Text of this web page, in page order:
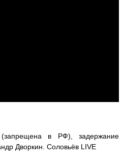
в РФ), задержание
Дворкин. Соловьёв LIVE